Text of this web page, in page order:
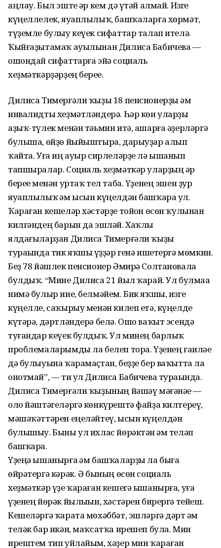
аңлау. Был эште һәр кем дә үтәй алмай. Изге
күңеллелек, яуаплылыҡ, башҡаларға хөрмәт,
түҙемле булыу кеүек сифаттар талап ителә.
Ҡыйғаҙытамаҡ ауылынан Дилиса Бабичева —
ошондай сифаттарға эйә социаль
хеҙмәткәрҙәрҙең береһе.
Дилиса Тимерғәли ҡыҙы 18 пенсионерҙы һәм
инвалидты хеҙмәтләндерә. Һәр көн уларҙы
аҙыҡ-түлек менән тәьмин итә, ашарға әҙерләргә
булыша, өйҙө йыйыштыра, дарыуҙар алып
ҡайта. Уға иң ауыр сирлеләрҙе лә ышанып
тапшыралар. Социаль хеҙмәткәр уларҙың һәр
береһе менән уртаҡ тел таба. Үҙенең эшен ҙур
яуаплылыҡ һәм ысын күңелдән башҡара ул.
Ҡараған кешеләр хәстәрҙе тойһон өсөн ҡулынан
килгәндең барын да эшләй. Хаҡлы
ялдағыларҙан Дилиса Тимерғәли ҡыҙы
тураһында тик яҡшы һүҙҙәр генә ишетергә мөмкин.
Беҙ 78 йәшлек пенсионер Әмирә Солтановала
булдыҡ. “Мине Дилиса 21 йыл ҡарай. Ул булмаһа
нимә булыр ине, белмәйем. Бик яҡшы, изге
күңелле, саҡырыу менән килеп етә, күңелде
күтәрә, дәртләндерә белә. Ошо ваҡыт эсендә
туғандар кеүек булдыҡ. Ул минең барлыҡ
проблемаларымды ла белеп тора. Үҙенең ғаиләһе
дә булыуына ҡарамаҫтан, беҙҙе бер ваҡытта ла
онотмай”, — ти ул Дилиса Бабичева тураһында.
Дилиса Тимерғәли ҡыҙының йәшәү мәғәнәһе —
оло йәштәгеләргә көнкүрештә файҙа килтереү,
мәшәҡәттәрен еңеләйтеү, ысын күңелдән
булышыу. Быны ул ихлас йөрәктән һәм теләп
башҡара.
Үҙеңә ышанырға һәм башҡаларҙы ла быға
өйрәтергә кәрәк. Ә бының өсөн социаль
хеҙмәткәр үҙе ҡараған кешегә ышанырға, уға
үҙенең йөрәк йылыһын, хәстәрен бирергә тейеш.
Кешеләргә ҡарата мөхәббәт, эшләргә дәрт һәм
теләк бар икән, маҡсатҡа ирешеп була. Мин
ирештем тип уйлайым, хәҙер мин ҡараған